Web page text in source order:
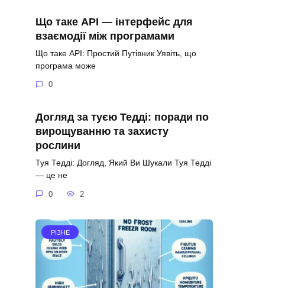
Що таке API — інтерфейс для
взаємодії між програмами
Що таке API: Простий Путівник Уявіть, що
програма може
0
Догляд за туєю Тедді: поради по
вирощуванню та захисту
рослини
Туя Тедді: Догляд, Який Ви Шукали Туя Тедді
— це не
0 2
РІЗНЕ